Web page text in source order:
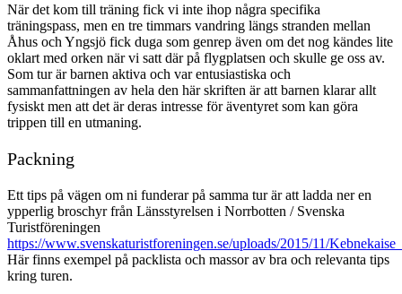
När det kom till träning fick vi inte ihop några specifika
träningspass, men en tre timmars vandring längs stranden mellan
Åhus och Yngsjö fick duga som genrep även om det nog kändes lite
oklart med orken när vi satt där på flygplatsen och skulle ge oss av.
Som tur är barnen aktiva och var entusiastiska och
sammanfattningen av hela den här skriften är att barnen klarar allt
fysiskt men att det är deras intresse för äventyret som kan göra
trippen till en utmaning.
Packning
Ett tips på vägen om ni funderar på samma tur är att ladda ner en
ypperlig broschyr från Länsstyrelsen i Norrbotten / Svenska
Turistföreningen
https://www.svenskaturistforeningen.se/uploads/2015/11/
Här finns exempel på packlista och massor av bra och relevanta tips
kring turen.